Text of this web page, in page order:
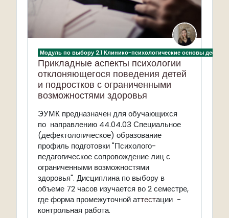
Модуль по выбору 2.1 Клинико-психологические основы
Прикладные аспекты психологии
отклоняющегося поведения детей
и подростков с ограниченными
возможностями здоровья
ЭУМК предназначен для обучающихся
по направлению 44.04.03 Специальное
(дефектологическое) образование
профиль подготовки "Психолого-
педагогическое сопровождение лиц с
ограниченными возможностями
здоровья". Дисциплина по выбору в
объеме 72 часов изучается во 2 семестре,
где форма промежуточной аттестации -
контрольная работа.